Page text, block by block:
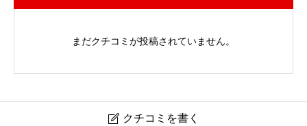
まだクチコミが投稿されていません。
 クチコミを書く